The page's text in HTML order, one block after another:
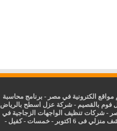
الكترونية في مصر - برنامج محاسبة
فوم بالقصيم -شركة عزل اسطح بالرياض
-شركات تنظيف الواجهات الزجاجية في
فى 6 اكتوبر -خمسات -كفيل -